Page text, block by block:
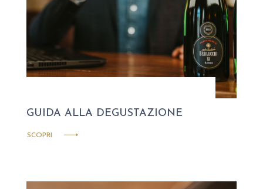
GUIDA ALLA DEGUSTAZIONE
SCOPRI